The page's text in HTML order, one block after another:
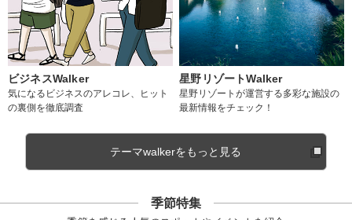
ビジネスWalker
気になるビジネスのアレコレ、ヒット
の裏側を徹底調査
星野リゾートWalker
星野リゾートが運営する多彩な施設の
最新情報をチェック！
テーマwalkerをもっと見る
季節特集